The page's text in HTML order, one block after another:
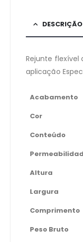
DESCRIÇÃO
Rejunte flexível
aplicação
Acabamento
Cor
Conteúdo
Altura
Largura
Comprimento
Peso Bruto